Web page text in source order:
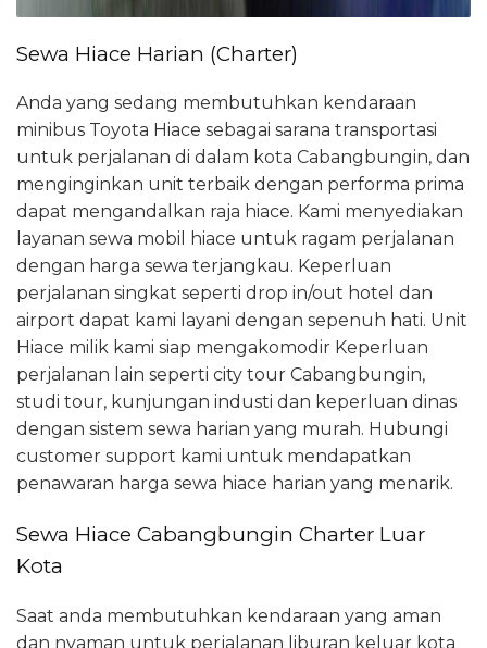
Sewa Hiace Harian (Charter)
Anda yang sedang membutuhkan kendaraan
minibus Toyota Hiace sebagai sarana transportasi
untuk perjalanan di dalam kota Cabangbungin, dan
menginginkan unit terbaik dengan performa prima
dapat mengandalkan raja hiace. Kami menyediakan
layanan sewa mobil hiace untuk ragam perjalanan
dengan harga sewa terjangkau. Keperluan
perjalanan singkat seperti drop in/out hotel dan
airport dapat kami layani dengan sepenuh hati. Unit
Hiace milik kami siap mengakomodir Keperluan
perjalanan lain seperti city tour Cabangbungin,
studi tour, kunjungan industi dan keperluan dinas
dengan sistem sewa harian yang murah. Hubungi
customer support kami untuk mendapatkan
penawaran harga sewa hiace harian yang menarik.
Sewa Hiace Cabangbungin Charter Luar
Kota
Saat anda membutuhkan kendaraan yang aman
dan nyaman untuk perjalanan liburan keluar kota